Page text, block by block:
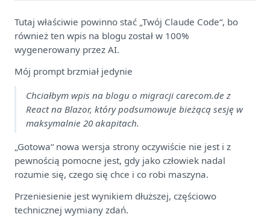
Tutaj właściwie powinno stać „Twój Claude Code“, bo
również ten wpis na blogu został w 100%
wygenerowany przez AI.
Mój prompt brzmiał jedynie
Chciałbym wpis na blogu o migracji carecom.de z
React na Blazor, który podsumowuje bieżącą sesję w
maksymalnie 20 akapitach.
„Gotowa“ nowa wersja strony oczywiście nie jest i z
pewnością pomocne jest, gdy jako człowiek nadal
rozumie się, czego się chce i co robi maszyna.
Przeniesienie jest wynikiem dłuższej, częściowo
technicznej wymiany zdań.